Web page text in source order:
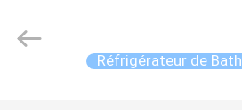
Syochi
Electronics
Réfrigérateur de